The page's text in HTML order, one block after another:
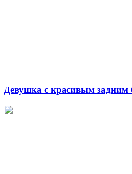
Девушка с красивым задним